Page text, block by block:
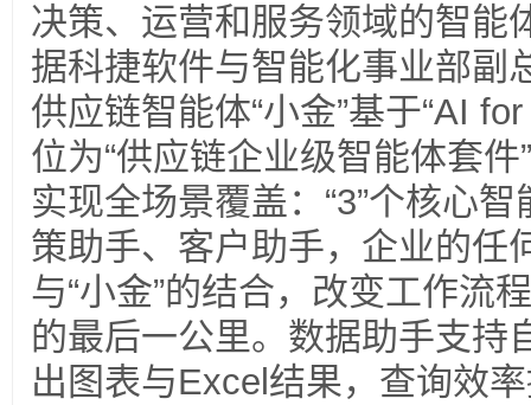
决策、运营和服务领域的智能
据科捷软件与智能化事业部副
供应链智能体“小金”基于“AI
位为“供应链企业级智能体套件
实现全场景覆盖：“3”个核心
策助手、客户助手，企业的任
与“小金”的结合，改变工作流
的最后一公里。数据助手支持
出图表与Excel结果，查询效